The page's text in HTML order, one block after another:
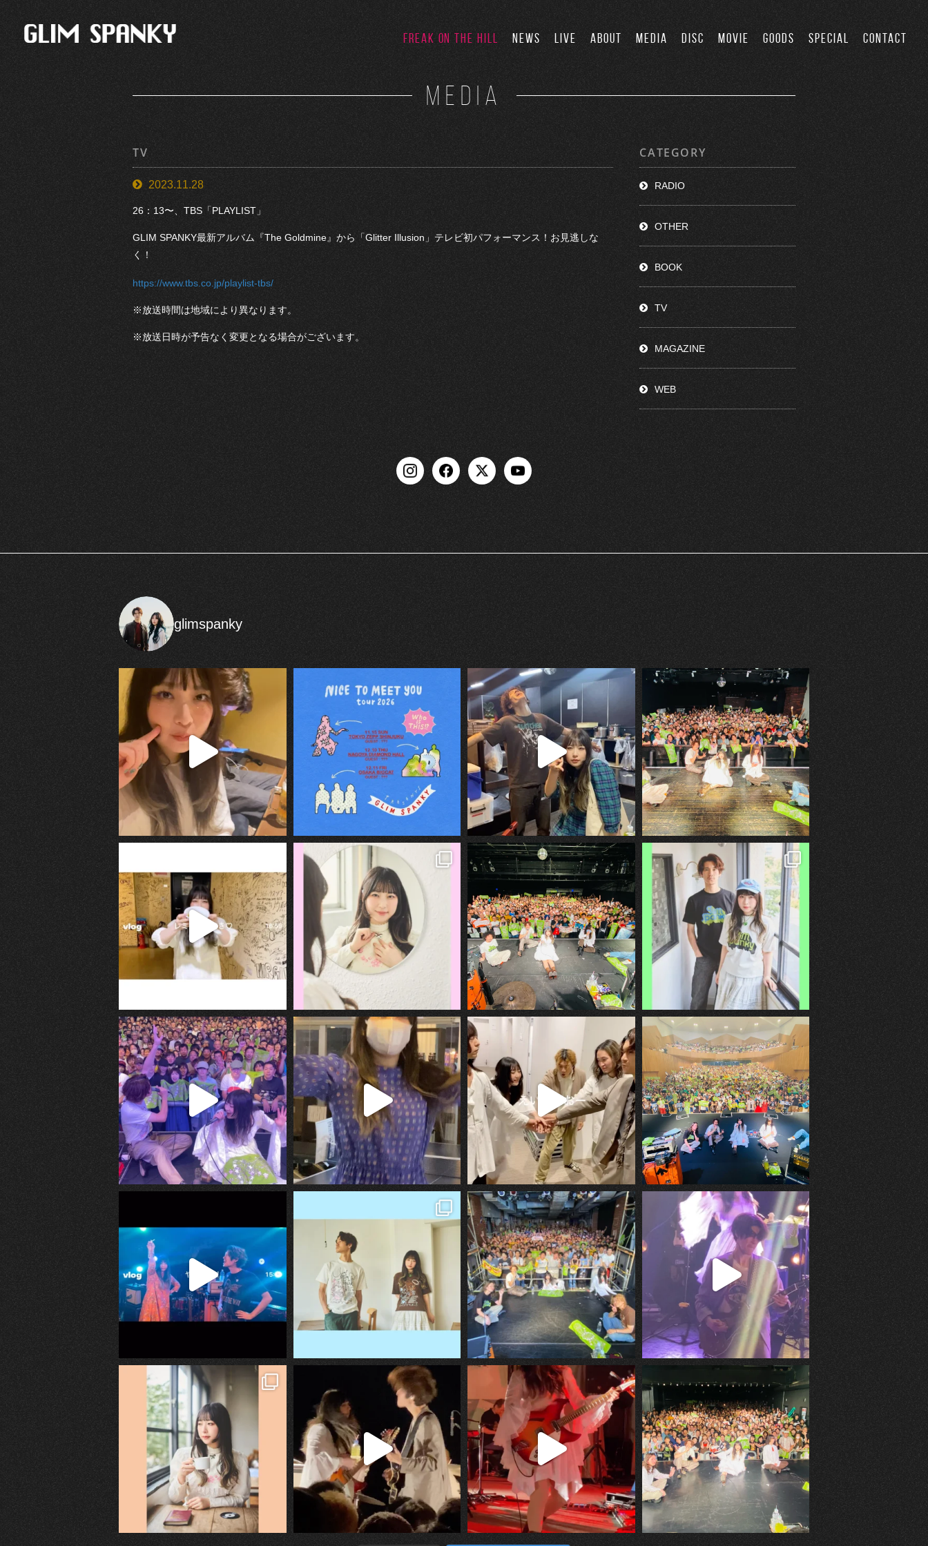
FREAK ON THE HILL NEWS LIVE ABOUT MEDIA DISC MOVIE GOODS SPECIAL CONTACT
MEDIA
TV
2023.11.28
26：13〜、TBS「PLAYLIST」
GLIM SPANKY最新アルバム『The Goldmine』から「Glitter Illusion」テレビ初パフォーマンス！お見逃しな
く！
https://www.tbs.co.jp/playlist-tbs/
※放送時間は地域により異なります。
※放送日時が予告なく変更となる場合がございます。
CATEGORY
RADIO
OTHER
BOOK
TV
MAGAZINE
WEB
glimspanky